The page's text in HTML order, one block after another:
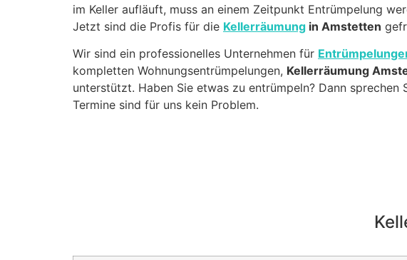
im Keller aufläuft, muss an einem Zeitpunkt Entrümpelung
Jetzt sind die Profis für die Kellerräumung in Amstetten
Wir sind ein professionelles Unternehmen für
kompletten Wohnungsentrümpelungen, Kellerräumung
unterstützt. Haben Sie etwas zu entrümpeln? Dann
Termine sind für uns kein Problem.